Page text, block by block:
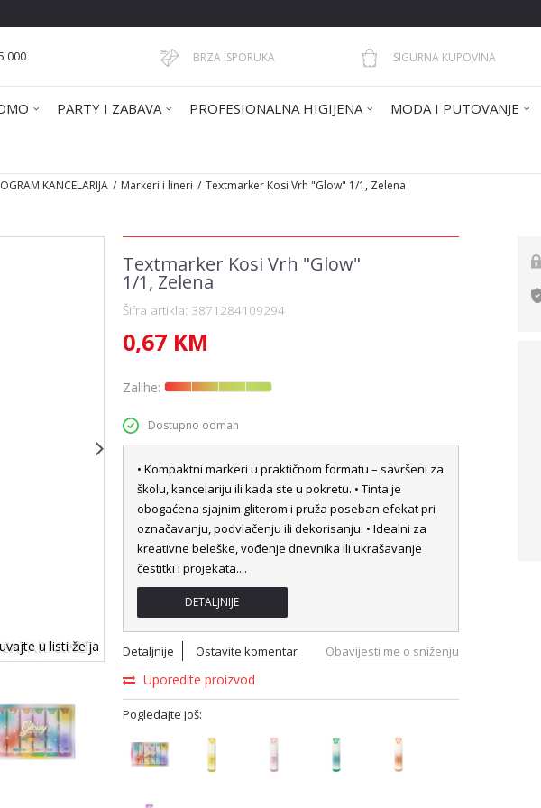
000 BRZA ISPORUKA SIGURNA KUPOVINA
PARTY I ZABAVA PROFESIONALNA HIGIJENA MODA I PUTOVANJE
KANCELARIJA Markeri i lineri Textmarker Kosi Vrh "Glow" 1/1, Zelena
u listi želja
Textmarker Kosi Vrh "Glow"
1/1, Zelena
Šifra artikla: 3871284109294
0,67 KM
Zalihe:
Dostupno odmah
• Kompaktni markeri u praktičnom formatu – savršeni za
školu, kancelariju ili kada ste u pokretu. • Tinta je
obogaćena sjajnim gliterom i pruža poseban efekat pri
označavanju, podvlačenju ili dekorisanju. • Idealni za
kreativne beleške, vođenje dnevnika ili ukrašavanje
čestitki i projekata....
DETALJNIJE
Detaljnije Ostavite komentar
Uporedite proizvod
Obavijesti me o sniženju
Pogledajte još: